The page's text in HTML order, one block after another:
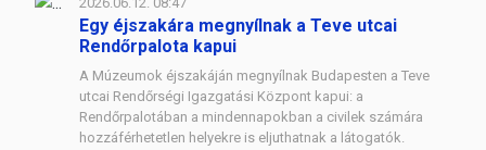
Egy éjszakára megnyílnak a Teve utcai
Rendőrpalota kapui
A Múzeumok éjszakáján megnyílnak Budapesten a Teve
utcai Rendőrségi Igazgatási Központ kapui: a
Rendőrpalotában a mindennapokban a civilek számára
hozzáférhetetlen helyekre is eljuthatnak a látogatók.